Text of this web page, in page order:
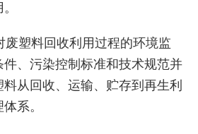
废塑料回收利用过程的环境监
、污染控制标准和技术规范并
从回收、运输、贮存到再生利
系。